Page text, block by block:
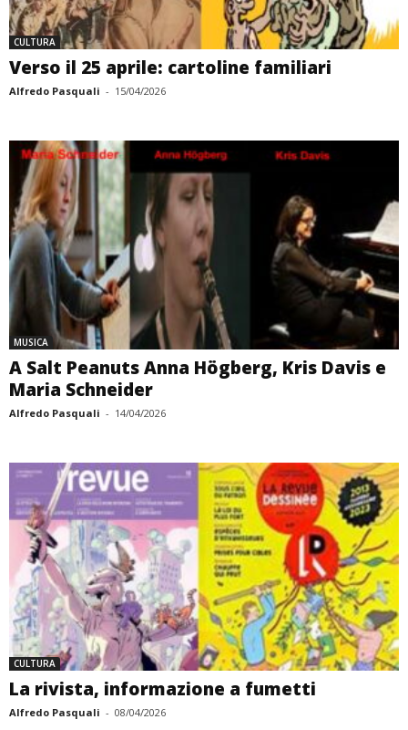
CULTURA
Verso il 25 aprile: cartoline familiari
Alfredo Pasquali - 15/04/2026
MUSICA
A Salt Peanuts Anna Högberg, Kris Davis e
Maria Schneider
Alfredo Pasquali - 14/04/2026
CULTURA
La rivista, informazione a fumetti
Alfredo Pasquali - 08/04/2026